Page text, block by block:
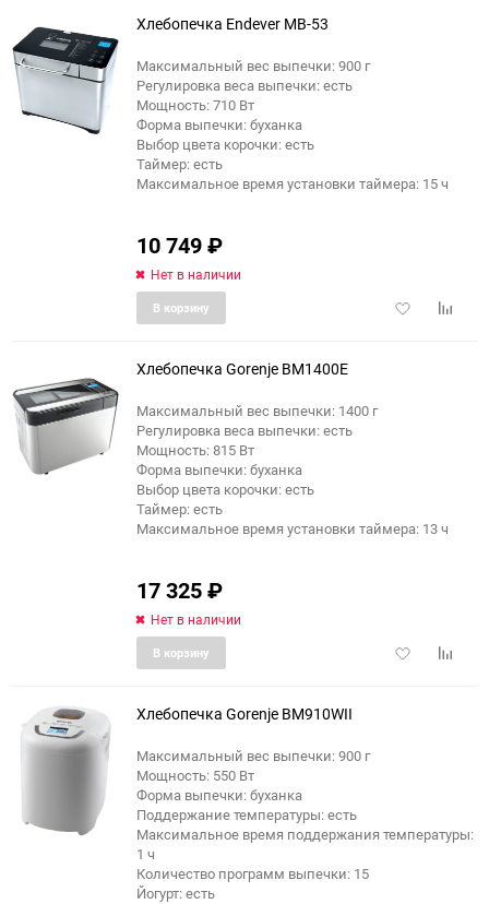
Хлебопечка Endever MB-53
Максимальный вес выпечки: 900 г
Регулировка веса выпечки: есть
Мощность: 710 Вт
Форма выпечки: буханка
Выбор цвета корочки: есть
Таймер: есть
Максимальное время установки таймера: 15 ч
10 749₽
Нет в наличии
Добавить
В корзину
Хлебопечка Gorenje BM1400E
Максимальный вес выпечки: 1400 г
Регулировка веса выпечки: есть
Мощность: 815 Вт
Форма выпечки: буханка
Выбор цвета корочки: есть
Таймер: есть
Максимальное время установки таймера: 13 ч
17 325₽
Нет в наличии
Добавить
В корзину
Хлебопечка Gorenje BM910WII
Максимальный вес выпечки: 900 г
Мощность: 550 Вт
Форма выпечки: буханка
Поддержание температуры: есть
Максимальное время поддержания температуры:
1 ч
Количество программ выпечки: 15
Йогурт: есть